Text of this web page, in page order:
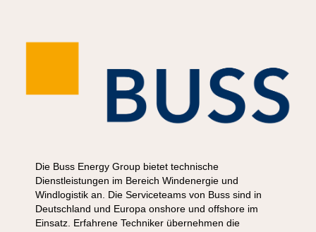
Die Buss Energy Group bietet technische
Dienstleistungen im Bereich Windenergie und
Windlogistik an. Die Serviceteams von Buss sind in
Deutschland und Europa onshore und offshore im
Einsatz. Erfahrene Techniker übernehmen die